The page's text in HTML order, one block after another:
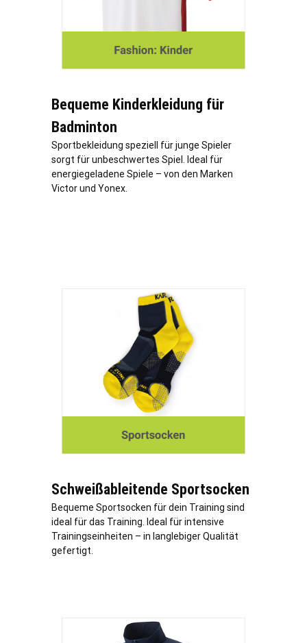
Bequeme Kinderkleidung für
Badminton
Sportbekleidung speziell für junge Spieler
sorgt für unbeschwertes Spiel. Ideal für
energiegeladene Spiele – von den Marken
Victor und Yonex.
Schweißableitende Sportsocken
Bequeme Sportsocken für dein Training sind
ideal für das Training. Ideal für intensive
Trainingseinheiten – in langlebiger Qualität
gefertigt.